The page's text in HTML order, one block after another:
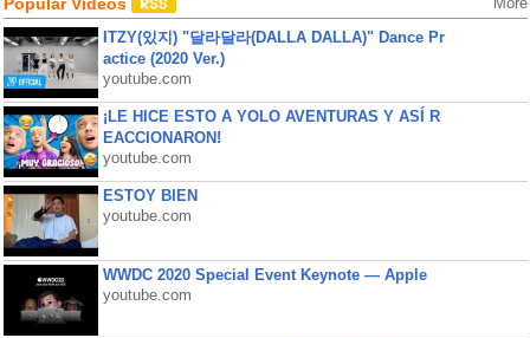
More
ITZY(있지) "달라달라(DALLA DALLA)" Dance Pr
actice (2020 Ver.)
youtube.com
¡LE HICE ESTO A YOLO AVENTURAS Y ASÍ R
EACCIONARON!
youtube.com
ESTOY BIEN
youtube.com
WWDC 2020 Special Event Keynote — Apple
youtube.com